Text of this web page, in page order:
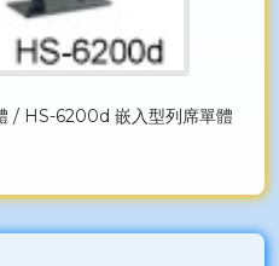
/ HS-6200d 嵌入型列席單體